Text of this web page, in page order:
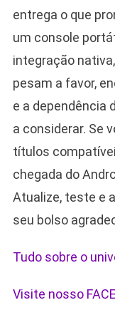
entrega o que
um console
integração
pesam a favor,
e a dependência
a considerar. Se
títulos
chegada do
Atualize, teste e
seu bolso
Tudo sobre o
Visite nosso